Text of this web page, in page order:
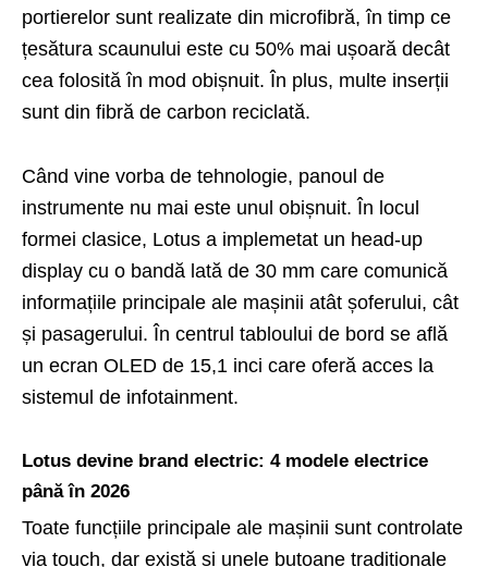
portierelor sunt realizate din microfibră, în timp ce
țesătura scaunului este cu 50% mai ușoară decât
cea folosită în mod obișnuit. În plus, multe inserții
sunt din fibră de carbon reciclată.
Când vine vorba de tehnologie, panoul de
instrumente nu mai este unul obișnuit. În locul
formei clasice, Lotus a implemetat un head-up
display cu o bandă lată de 30 mm care comunică
informațiile principale ale mașinii atât șoferului, cât
și pasagerului. În centrul tabloului de bord se află
un ecran OLED de 15,1 inci care oferă acces la
sistemul de infotainment.
Lotus devine brand electric: 4 modele electrice
până în 2026
Toate funcțiile principale ale mașinii sunt controlate
via touch, dar există și unele butoane tradiționale